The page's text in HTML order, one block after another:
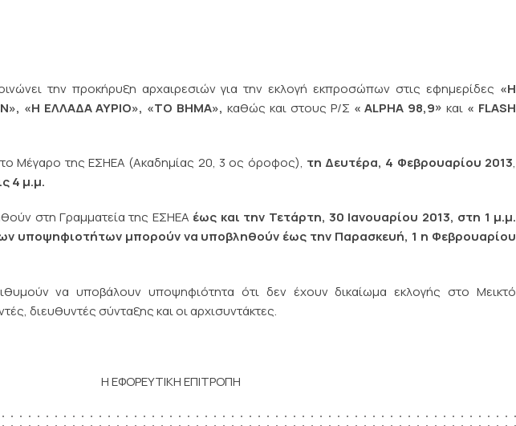
την προκήρυξη αρχαιρεσιών για την εκλογή εκπροσώπων στις εφημερίδες «Η
«Η ΕΛΛΑΔΑ ΑΥΡΙΟ», «ΤΟ ΒΗΜΑ»,καθώς και στους Ρ/Σ « ALPHA 98,9»και « FLASH
Μέγαρο της ΕΣΗΕΑ (Ακαδημίας 20, 3 ος όροφος), τη Δευτέρα, 4 Φεβρουαρίου 2013,
4 μ.μ.
στη Γραμματεία της ΕΣΗΕΑ έως και την Τετάρτη, 30 Ιανουαρίου 2013, στη 1 μ.μ.
υποψηφιοτήτων μπορούν να υποβληθούν έως την Παρασκευή, 1 η Φεβρουαρίου
να υποβάλουν υποψηφιότητα ότι δεν έχουν δικαίωμα εκλογής στο Μεικτό
διευθυντές σύνταξης και οι αρχισυντάκτες.
Η ΕΦΟΡΕΥΤΙΚΗ ΕΠΙΤΡΟΠΗ